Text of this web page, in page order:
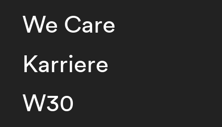
We Care
Karriere
W30